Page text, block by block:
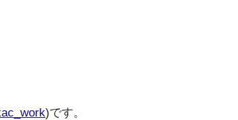
)です。